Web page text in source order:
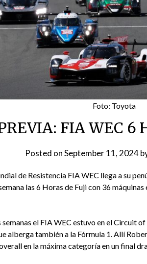
Foto: Toyota
FIA WEC 6
Posted onSeptember 11, 2024
de Resistencia FIA WEC llega a su
las 6 Horas de Fuji con 36
semanas el FIA WEC estuvo en el Circuit
alberga también a la Fórmula 1. Allí
en la máxima categoría en un final